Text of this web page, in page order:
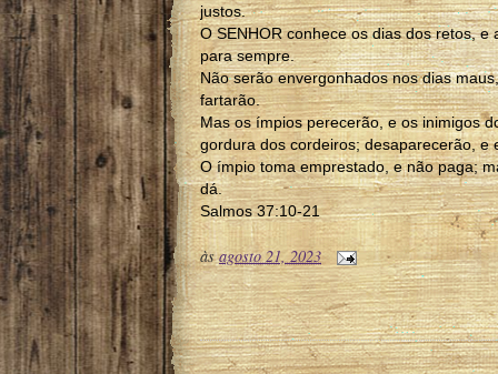
justos.
O SENHOR conhece os dias dos retos,
para sempre.
Não serão envergonhados nos dias
fartarão.
Mas os ímpios perecerão, e os inimigos
gordura dos cordeiros; desaparecerão, e
O ímpio toma emprestado, e não paga;
dá.
Salmos 37:10-21
àsagosto 21, 2023